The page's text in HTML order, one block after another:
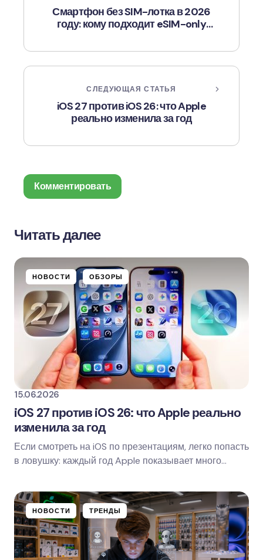
Смартфон без SIM-лотка в 2026
году: кому подходит eSIM-only
СЛЕДУЮЩАЯ СТАТЬЯ
iOS 27 против iOS 26: что Apple
реально изменила за год
Комментировать
Обязательные поля помечены*
Ваш комментарий
Name *
Email *
Save my name and email in this browser for
Оставить комментарий
Читать далее
НОВОСТИ ОБЗОРЫ
15.06.2026
iOS 27 против iOS 26: что Apple реально
изменила за год
Если смотреть на iOS по презентациям, легко попасть
в ловушку: каждый год Apple показывает много
НОВОСТИ ТРЕНДЫ